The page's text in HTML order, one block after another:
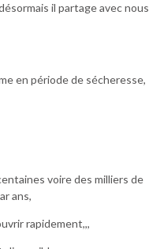
il partage avec nous
en période de sécheresse,
voire des milliers de
ans,
rapidement,,,